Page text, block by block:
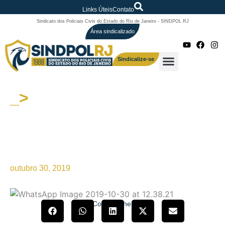
Links ÚteisContato
Sindicato dos Policiais Civis do Estado do Rio de Janeiro - SINDPOL RJ
Área sindicalizado
Sindicalize-se
_>
outubro 30, 2019
Compartilhe!